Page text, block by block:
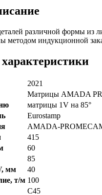
различной формы из
методом индукционной
2021
Матрицы AMADA
матрицы 1V на 85°
Eurostamp
AMADA-
415
60
85
мм
40
т/м 100
C45